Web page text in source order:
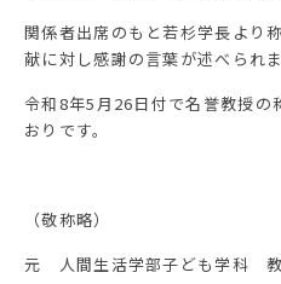
関係者出席のもと若杉学長より
献に対し感謝の言葉が述べられま
令和8年5月26日付で名誉教授の
おりです。
（敬称略）
元 人間生活学部子ども学科